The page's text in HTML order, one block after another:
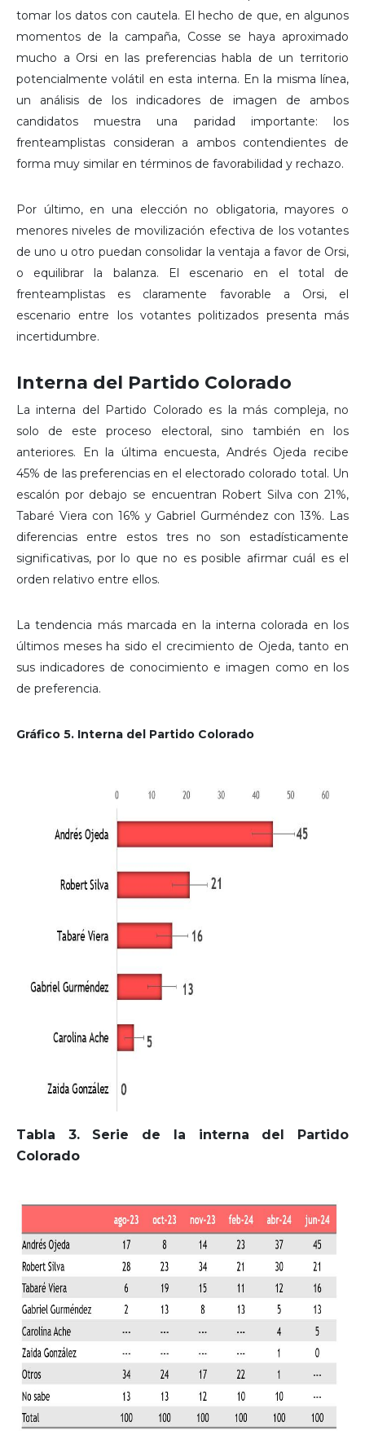
tomar los datos con cautela. El hecho de que, en algunos
momentos de la campaña, Cosse se haya aproximado
mucho a Orsi en las preferencias habla de un territorio
potencialmente volátil en esta interna. En la misma línea,
un análisis de los indicadores de imagen de ambos
candidatos muestra una paridad importante: los
frenteamplistas consideran a ambos contendientes de
forma muy similar en términos de favorabilidad y rechazo.
Por último, en una elección no obligatoria, mayores o
menores niveles de movilización efectiva de los votantes
de uno u otro puedan consolidar la ventaja a favor de Orsi,
o equilibrar la balanza. El escenario en el total de
frenteamplistas es claramente favorable a Orsi, el
escenario entre los votantes politizados presenta más
incertidumbre.
Interna del Partido Colorado
La interna del Partido Colorado es la más compleja, no
solo de este proceso electoral, sino también en los
anteriores. En la última encuesta, Andrés Ojeda recibe
45% de las preferencias en el electorado colorado total. Un
escalón por debajo se encuentran Robert Silva con 21%,
Tabaré Viera con 16% y Gabriel Gurméndez con 13%. Las
diferencias entre estos tres no son estadísticamente
significativas, por lo que no es posible afirmar cuál es el
orden relativo entre ellos.
La tendencia más marcada en la interna colorada en los
últimos meses ha sido el crecimiento de Ojeda, tanto en
sus indicadores de conocimiento e imagen como en los
de preferencia.
Gráfico 5. Interna del Partido Colorado
Tabla 3. Serie de la interna del Partido
Colorado